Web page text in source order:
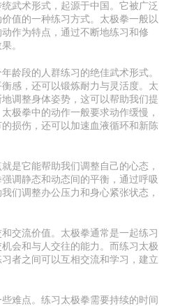
武术形式，起源于中国。它被广泛
值的一种练习方式。太极拳一般以
作为特点，通过不断地练习和修
。
龄段的人群练习的绝佳武术形式。
感，还可以锻炼耐力与灵活度。太
调整身体姿势，这可以帮助我们提
极拳中的动作一般要求动作缓慢，
损伤，还可以加速血液循环和新陈
是它能帮助我们调整自己的心态，
调静态和动态间的平衡，通过呼吸
们调整办公压力和身心紧张状态，
交流价值。太极拳通常是一起练习
会和与人交往的能力。而练习太极
者之间可以互相交流和学习，建立
难点。练习太极拳需要持续的时间